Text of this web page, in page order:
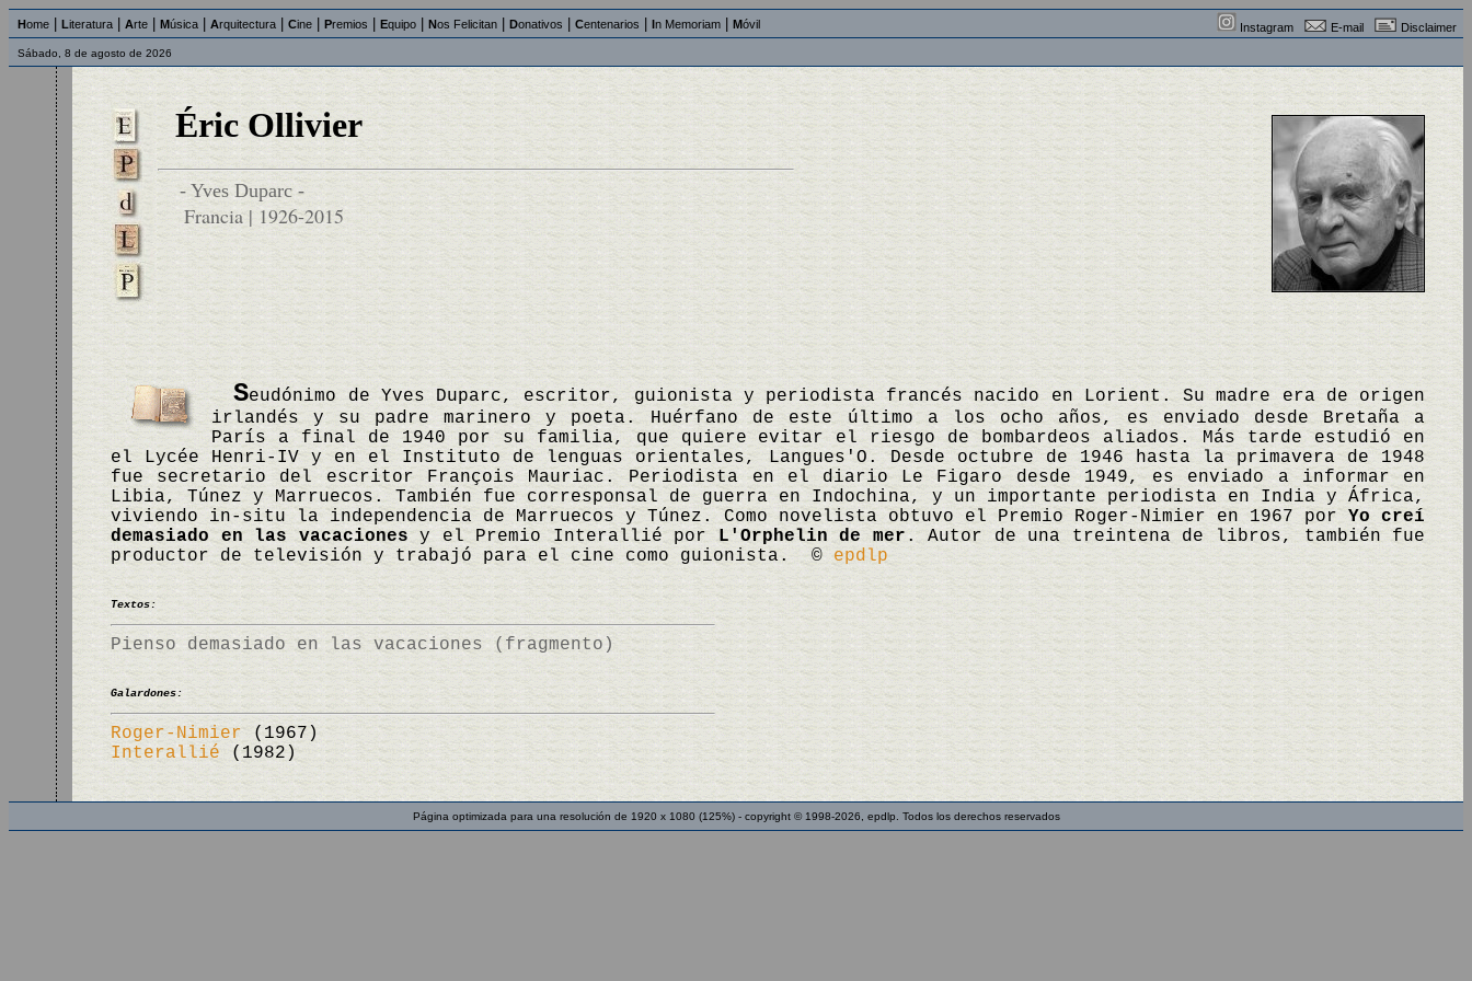
Home Literatura Arte Música Arquitectura Cine Premios Equipo Nos Felicitan Donativos Centenarios In Memoriam Móvil Instagram E-mail Disclaimer
Sábado, 8 de agosto de 2026
Éric Ollivier
- Yves Duparc -
Francia | 1926-2015
Seudónimo de Yves Duparc, escritor, guionista y periodista francés nacido en Lorient. Su madre era de origen
irlandés y su padre marinero y poeta. Huérfano de este último a los ocho años, es enviado desde Bretaña a
París a final de 1940 por su familia, que quiere evitar el riesgo de bombardeos aliados. Más tarde estudió en
el Lycée Henri-IV y en el Instituto de lenguas orientales, Langues'O. Desde octubre de 1946 hasta la primavera de 1948
fue secretario del escritor François Mauriac. Periodista en el diario Le Figaro desde 1949, es enviado a informar en
Libia, Túnez y Marruecos. También fue corresponsal de guerra en Indochina, y un importante periodista en India y África,
viviendo in-situ la independencia de Marruecos y Túnez. Como novelista obtuvo el Premio Roger-Nimier en 1967 por Yo creí
demasiado en las vacacionesy el Premio Interallié porL'Orphelin de mer . Autor de una treintena de libros, también fue
productor de televisión y trabajó para el cine como guionista. ©epdlp
Textos:
Pienso demasiado en las vacaciones (fragmento)
Galardones:
Roger-Nimier(1967)
Interallié (1982)
Página optimizada para una resolución de 1920 x 1080 (125%) - copyright © 1998-2026, epdlp. Todos los derechos reservados